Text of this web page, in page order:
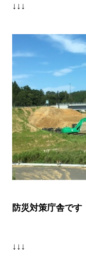
↓↓↓
防災対策庁舎です
↓↓↓